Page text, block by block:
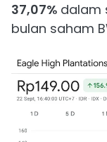
37,07% dalam
bulan saham